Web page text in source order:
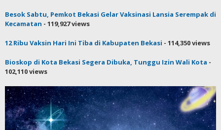
Besok Sabtu, Pemkot Bekasi Gelar Vaksinasi Lansia Serempak di
Kecamatan - 119,927 views
12 Ribu Vaksin Hari Ini Tiba di Kabupaten Bekasi - 114,350 views
Bioskop di Kota Bekasi Segera Dibuka, Tunggu Izin Wali Kota -
102,110 views